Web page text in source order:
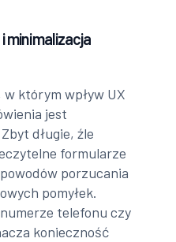
minimalizacja
którym wpływ UX
jest
długie, źle
formularze
porzucania
pomyłek.
telefonu czy
konieczność